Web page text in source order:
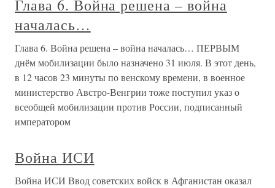
Глава 6. Война решена – война
началась…
Глава 6. Война решена – война началась… ПЕРВЫМ
днём мобилизации было назначено 31 июля. В этот день,
в 12 часов 23 минуты по венскому времени, в военное
министерство Австро-Венгрии тоже поступил указ о
всеобщей мобилизации против России, подписанный
императором
Война ИСИ
Война ИСИ Ввод советских войск в Афганистан оказал